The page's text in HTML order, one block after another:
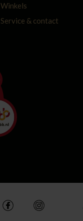
Winkels
Service & contact